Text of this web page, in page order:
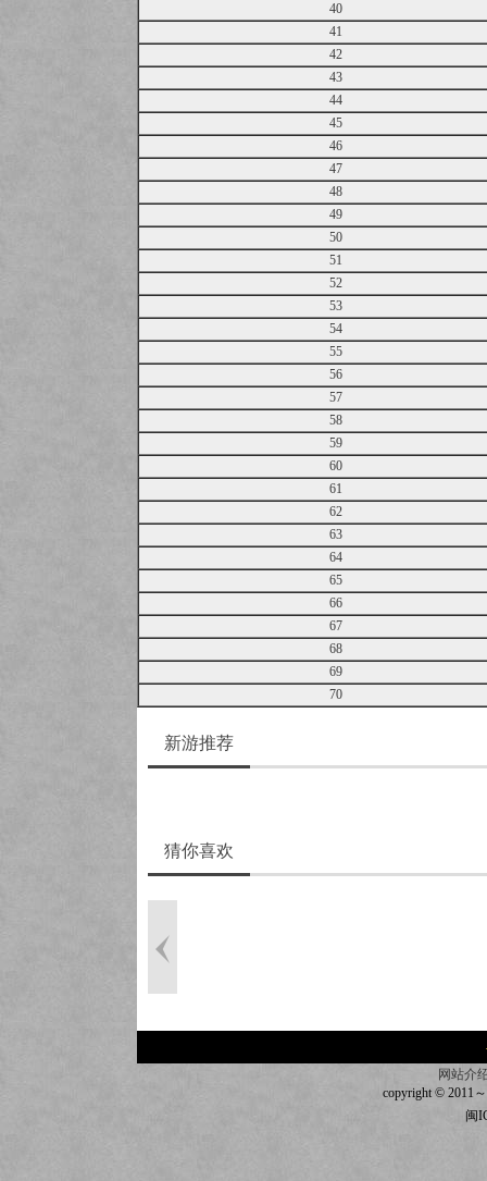
40
41
42
43
44
45
46
47
48
49
50
51
52
53
54
55
56
57
58
59
60
61
62
63
64
65
66
67
68
69
70
新游推荐
猜你喜欢
网站介
copyright © 2011
闽